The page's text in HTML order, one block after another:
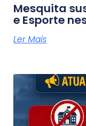
Mesquita
e Esporte
Ler Mais